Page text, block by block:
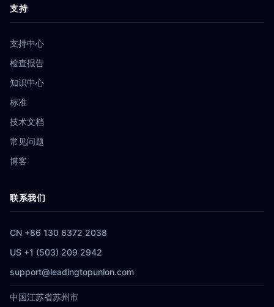
支持
支持中心
检查报告
知识中心
标准
技术文档
常见问题
博客
联系我们
CN +86 130 6372 2038
US +1 (503) 209 2942
support@leadingtopunion.com
中国江苏省苏州市